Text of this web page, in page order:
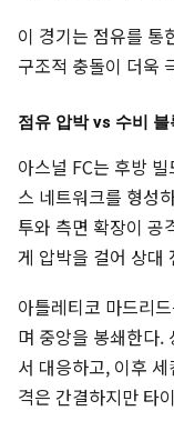
이 경기는 점유를 통
구조적 충돌이 더욱
점유 압박 vs 수비
아스널 FC는 후방
스 네트워크를 형성
투와 측면 확장이 공
게 압박을 걸어 상대
아틀레티코 마드리
며 중앙을 봉쇄한다.
서 대응하고, 이후
격은 간결하지만 타